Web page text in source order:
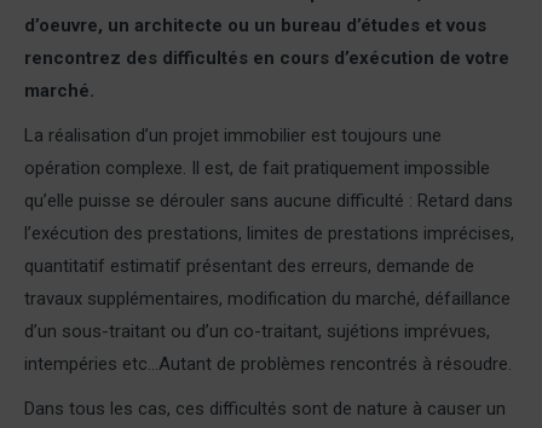
d’oeuvre, un architecte ou un bureau d’études et vous
rencontrez des difficultés en cours d’exécution de votre
marché.
La réalisation d’un projet immobilier est toujours une
opération complexe. Il est, de fait pratiquement impossible
qu’elle puisse se dérouler sans aucune difficulté : Retard dans
l’exécution des prestations, limites de prestations imprécises,
quantitatif estimatif présentant des erreurs, demande de
travaux supplémentaires, modification du marché, défaillance
d’un sous-traitant ou d’un co-traitant, sujétions imprévues,
intempéries etc…Autant de problèmes rencontrés à résoudre.
Dans tous les cas, ces difficultés sont de nature à causer un